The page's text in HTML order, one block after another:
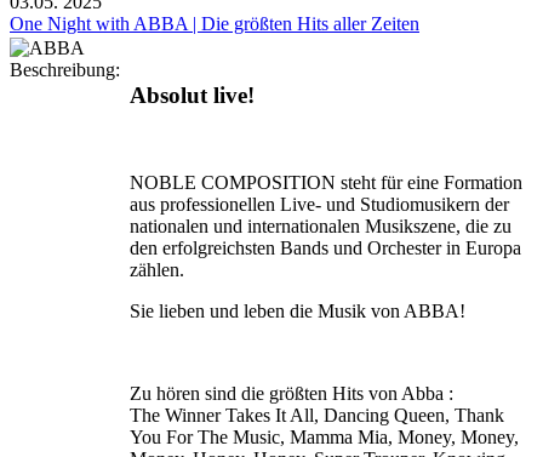
One Night with ABBA | Die größten Hits aller Zeiten
Beschreibung:
Absolut live!
NOBLE COMPOSITION steht für eine Formation
aus professionellen Live- und Studiomusikern der
nationalen und internationalen Musikszene, die zu
den erfolgreichsten Bands und Orchester in Europa
zählen.
Sie lieben und leben die Musik von ABBA!
Zu hören sind die größten Hits von Abba :
The Winner Takes It All, Dancing Queen, Thank
You For The Music, Mamma Mia, Money, Money,